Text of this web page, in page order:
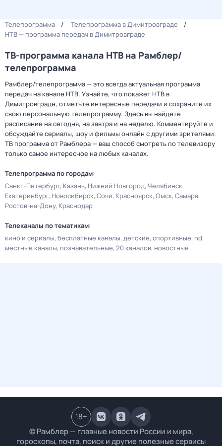
Телепрограмма
Телепрограмма в Димитровграде
НТВ — программа передач в Димитровграде
ТВ-программа канала НТВ на Рамблер/
телепрограмма
Рамблер/телепрограмма — это всегда актуальная программа
передач на канале НТВ. Узнайте, что покажет НТВ в
Димитровграде, отметьте интересные передачи и сохраните их
свою персональную телепрограмму. Здесь вы найдете
расписание на сегодня, на завтра и на неделю. Комментируйте и
обсуждайте сериалы, шоу и фильмы онлайн с другими зрителями.
ТВ программа от Рамблера — ваш способ смотреть по телевизору
только самое интересное на любых каналах.
Телепрограмма по городам:
Санкт-Петербург Казань Нижний Новгород Челябинск
Екатеринбург Новосибирск Сочи Красноярск Омск Самара
Ростов-на-Дону Краснодар
Телеканалы по тематикам:
кино и сериалы бесплатные каналы детские спортивные hd
местные каналы познавательные 20 каналов новостные
© Рамблер — главные новости России и мира,
гороскопы, почта, поиск и другие полезные сервисы
18+